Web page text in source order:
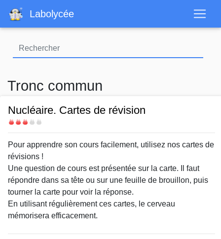
contenu
Labolycée
Tronc commun
Nucléaire. Cartes de révision
Difficulté
Body
Pour apprendre son cours facilement, utilisez nos cartes de
révisions !
Une question de cours est présentée sur la carte. Il faut
répondre dans sa tête ou sur une feuille de brouillon, puis
tourner la carte pour voir la réponse.
En utilisant régulièrement ces cartes, le cerveau
mémorisera efficacement.